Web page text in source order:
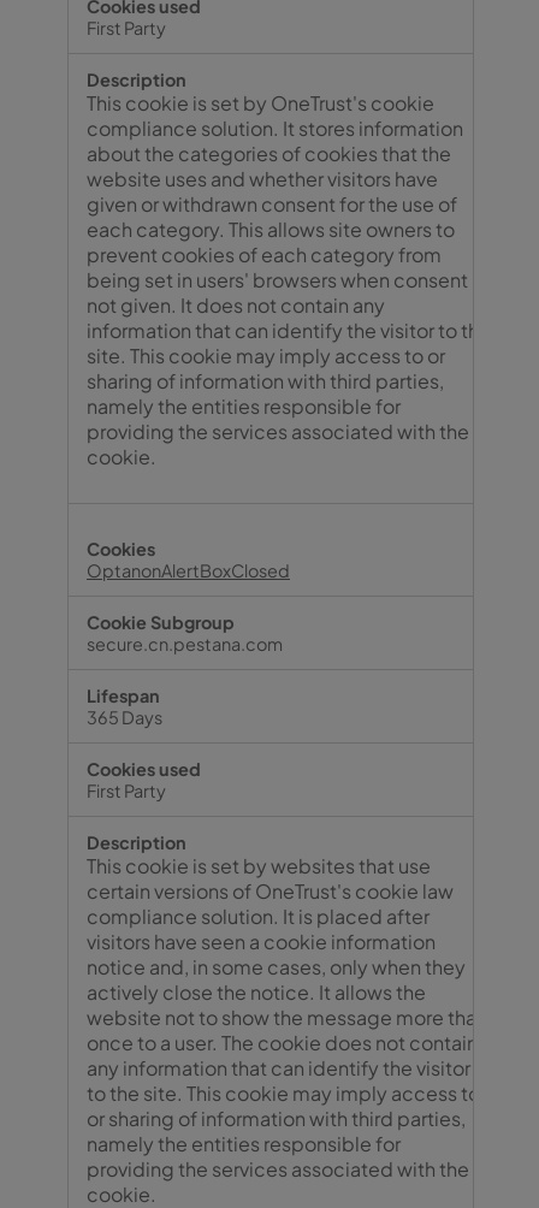
First Party
This cookie is set by OneTrust's cookie
compliance solution. It stores information
about the categories of cookies that the
website uses and whether visitors have
given or withdrawn consent for the use of
each category. This allows site owners to
prevent cookies of each category from
being set in users' browsers when consent is
not given. It does not contain any
information that can identify the visitor to the
site. This cookie may imply access to or
sharing of information with third parties,
namely the entities responsible for
providing the services associated with the
cookie.
OptanonAlertBoxClosed
secure.cn.pestana.com
365 Days
First Party
This cookie is set by websites that use
certain versions of OneTrust's cookie law
compliance solution. It is placed after
visitors have seen a cookie information
notice and, in some cases, only when they
actively close the notice. It allows the
website not to show the message more than
once to a user. The cookie does not contain
any information that can identify the visitor
to the site. This cookie may imply access to
or sharing of information with third parties,
namely the entities responsible for
providing the services associated with the
cookie.